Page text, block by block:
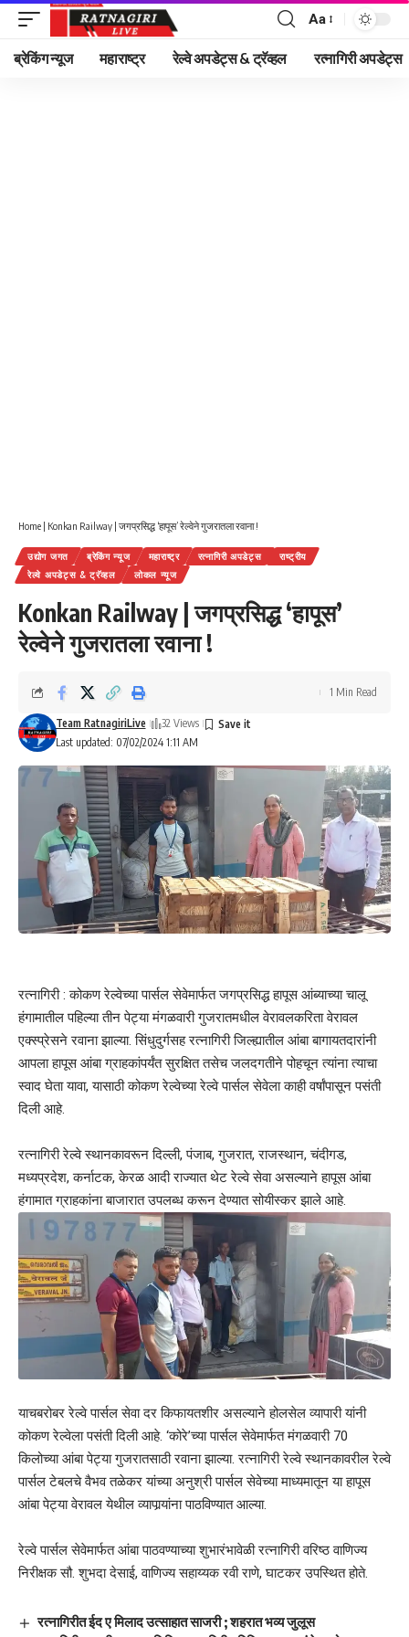
Font
Resizer
Aa
ब्रेकिंग न्यूज महाराष्ट्र रेल्वे अपडेट्स & ट्रॅव्हल रत्नागिरी अपडेट्स
Home | Konkan Railway | जगप्रसिद्ध ‘हापूस’ रेल्वेने गुजरातला रवाना !
उद्योग जगत ब्रेकिंग न्यूज महाराष्ट्र रत्नागिरी अपडेट्स
राष्ट्रीय
रेल्वे अपडेट्स & ट्रॅव्हल
लोकल न्यूज
Konkan Railway | जगप्रसिद्ध ‘हापूस’
रेल्वेने गुजरातला रवाना !
Last updated: 07/02/2024 1:11 AM
Team RatnagiriLive 32 Views
1 Min Read
रत्नागिरी : कोकण रेल्वेच्या पार्सल सेवेमार्फत जगप्रसिद्ध हापूस आंब्याच्या चालू
हंगामातील पहिल्या तीन पेट्या मंगळवारी गुजरातमधील वेरावलकरिता वेरावल
एक्स्प्रेसने रवाना झाल्या. सिंधुदुर्गसह रत्नागिरी जिल्ह्यातील आंबा बागायतदारांनी
आपला हापूस आंबा ग्राहकांपर्यंत सुरक्षित तसेच जलदगतीने पोहचून त्यांना त्याचा
स्वाद घेता यावा, यासाठी कोकण रेल्वेच्या रेल्वे पार्सल सेवेला काही वर्षांपासून पसंती
दिली आहे.
रत्नागिरी रेल्वे स्थानकावरून दिल्ली, पंजाब, गुजरात, राजस्थान, चंदीगड,
मध्यप्रदेश, कर्नाटक, केरळ आदी राज्यात थेट रेल्वे सेवा असल्याने हापूस आंबा
हंगामात ग्राहकांना बाजारात उपलब्ध करून देण्यात सोयीस्कर झाले आहे.
याचबरोबर रेल्वे पार्सल सेवा दर किफायतशीर असल्याने होलसेल व्यापारी यांनी
कोकण रेल्वेला पसंती दिली आहे. ‘कोरे’च्या पार्सल सेवेमार्फत मंगळवारी 70
किलोच्या आंबा पेट्या गुजरातसाठी रवाना झाल्या. रत्नागिरी रेल्वे स्थानकावरील रेल्वे
पार्सल टेबलचे वैभव तळेकर यांच्या अनुश्री पार्सल सेवेच्या माध्यमातून या हापूस
आंबा पेट्या वेरावल येथील व्यापार्‍यांना पाठविण्यात आल्या.
रेल्वे पार्सल सेवेमार्फत आंबा पाठवण्याच्या शुभारंभावेळी रत्नागिरी वरिष्ठ वाणिज्य
निरीक्षक सौ. शुभदा देसाई, वाणिज्य सहाय्यक रवी राणे, घाटकर उपस्थित होते.
रत्नागिरीत ईद ए मिलाद उत्साहात साजरी ; शहरात भव्य जुलूस